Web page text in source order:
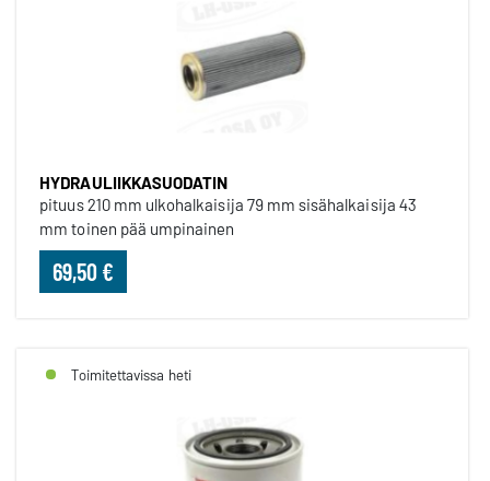
HYDRAULIIKKASUODATIN
pituus 210 mm ulkohalkaisija 79 mm sisähalkaisija 43
mm toinen pää umpinainen
69,50 €
Toimitettavissa heti